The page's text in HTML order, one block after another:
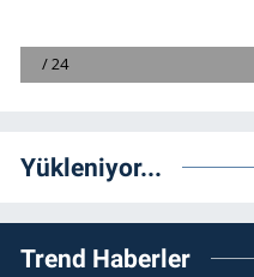
Yükleniyor...
Trend Haberler